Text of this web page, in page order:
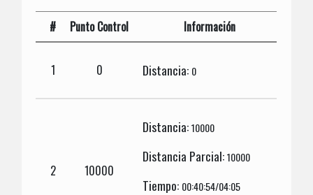
# Punto Control Información
1 0 Distancia: 0
2 10000
Distancia:10000
Distancia Parcial:10000
Tiempo: 00:40:54/04:05